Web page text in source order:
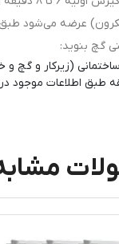
گچ بنوید:
(زیرکار و گچ و